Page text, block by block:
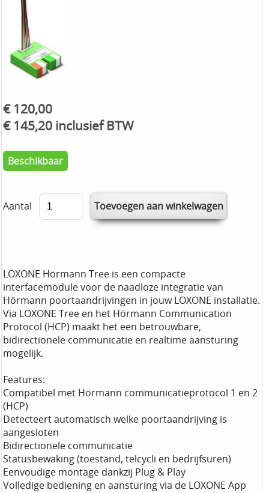
€ 120,00
€ 145,20 inclusief BTW
Beschikbaar
Aantal
LOXONE Hörmann Tree is een compacte
interfacemodule voor de naadloze integratie van
Hörmann poortaandrijvingen in jouw LOXONE installatie.
Via LOXONE Tree en het Hörmann Communication
Protocol (HCP) maakt het een betrouwbare,
bidirectionele communicatie en realtime aansturing
mogelijk.
Features:
Compatibel met Hörmann communicatieprotocol 1 en 2
(HCP)
Detecteert automatisch welke poortaandrijving is
aangesloten
Bidirectionele communicatie
Statusbewaking (toestand, telcycli en bedrijfsuren)
Eenvoudige montage dankzij Plug & Play
Volledige bediening en aansturing via de LOXONE App